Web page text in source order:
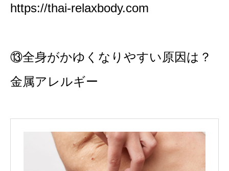
https://thai-relaxbody.com
⑬全身がかゆくなりやすい原因は？
金属アレルギー